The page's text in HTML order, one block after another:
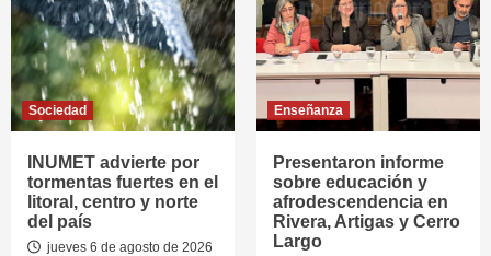
Sociedad
INUMET advierte por
tormentas fuertes en el
litoral, centro y norte
del país
jueves 6 de agosto de 2026
Enseñanza
Presentaron informe
sobre educación y
afrodescendencia en
Rivera, Artigas y Cerro
Largo